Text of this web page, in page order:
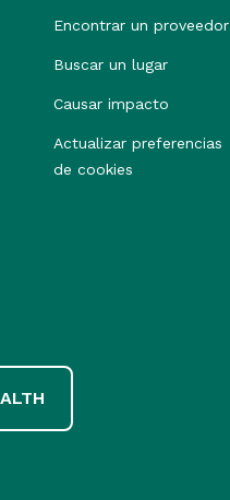
Encontrar un proveedor
Buscar un lugar
Causar impacto
Actualizar preferencias
de cookies